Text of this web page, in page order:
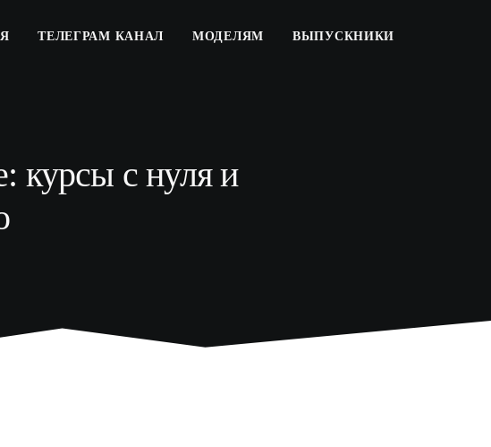
ТЕЛЕГРАМ КАНАЛ МОДЕЛЯМ ВЫПУСКНИКИ
курсы с нуля и